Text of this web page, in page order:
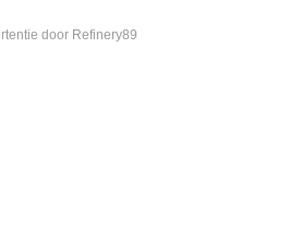
door Refinery89